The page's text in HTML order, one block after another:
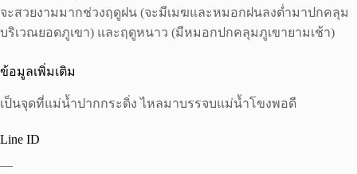
จะสวยงามมากช่วงฤดูฝน (จะมีเมฆและหมอกฝนลงต่ำมาปกคลุม
บริเวณยอดภูเขา) และฤดูหนาว (มีหมอกปกคลุมภูเขายามเช้า)
ข้อมูลเพิ่มเติม
เป็นจุดที่แม่น้ำปากกระดิ่ง ไหลมาบรรจบแม่น้ำโขงพอดี
Line ID
—